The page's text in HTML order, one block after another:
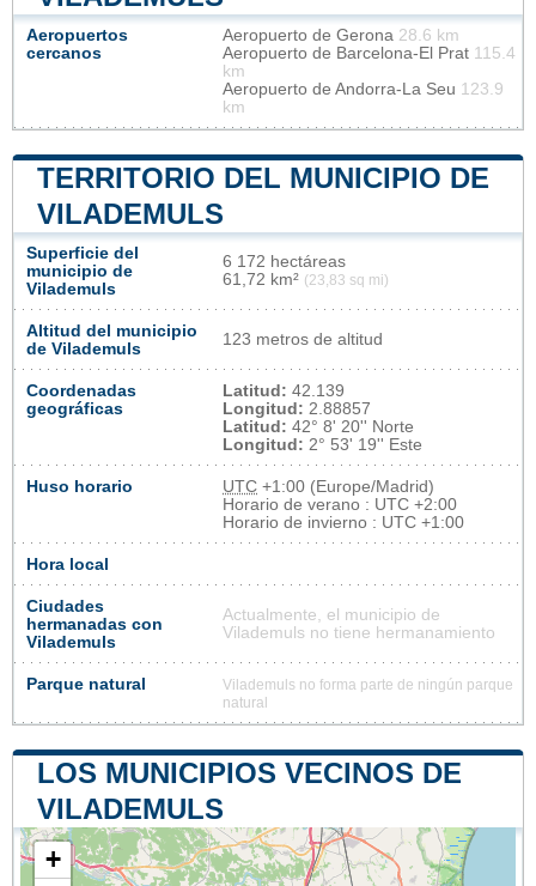
Aeropuertos
cercanos
Aeropuerto de Gerona 28.6 km
Aeropuerto de Barcelona-El Prat 115.4
km
Aeropuerto de Andorra-La Seu 123.9
km
TERRITORIO DEL MUNICIPIO DE
VILADEMULS
Superficie del
municipio de
Vilademuls
6 172 hectáreas
61,72 km² (23,83 sq mi)
Altitud del municipio
de Vilademuls
123 metros de altitud
Coordenadas
geográficas
Latitud: 42.139
Longitud: 2.88857
Latitud: 42° 8' 20'' Norte
Longitud: 2° 53' 19'' Este
Huso horario UTC +1:00 (Europe/Madrid)
Horario de verano : UTC +2:00
Horario de invierno : UTC +1:00
Hora local
Ciudades
hermanadas con
Vilademuls
Actualmente, el municipio de
Vilademuls no tiene hermanamiento
Parque natural
Vilademuls no forma parte de ningún parque
natural
LOS MUNICIPIOS VECINOS DE
VILADEMULS
+